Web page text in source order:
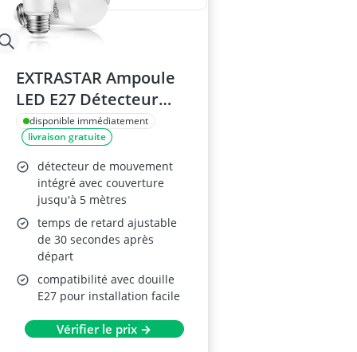
EXTRASTAR Ampoule
LED E27 Détecteur
Mouvement 12W
disponible immédiatement
livraison gratuite
détecteur de mouvement
intégré avec couverture
jusqu'à 5 mètres
temps de retard ajustable
de 30 secondes après
départ
compatibilité avec douille
E27 pour installation facile
Vérifier le prix →